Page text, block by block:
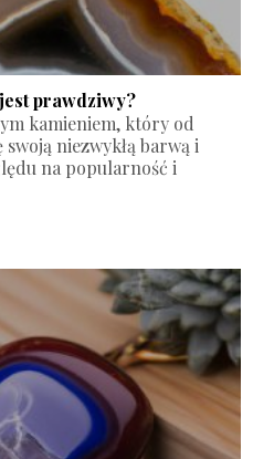
prawdziwy?
kamieniem, który od
niezwykłą barwą i
na popularność i